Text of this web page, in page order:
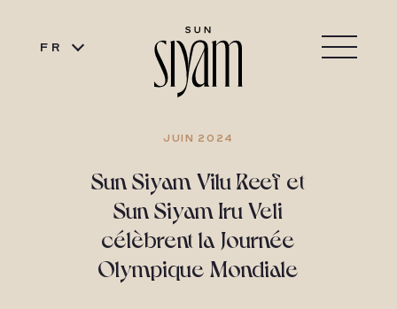
FR
JUIN 2024
Sun Siyam Vilu Reef et
Sun Siyam Iru Veli
célèbrent la Journée
Olympique Mondiale